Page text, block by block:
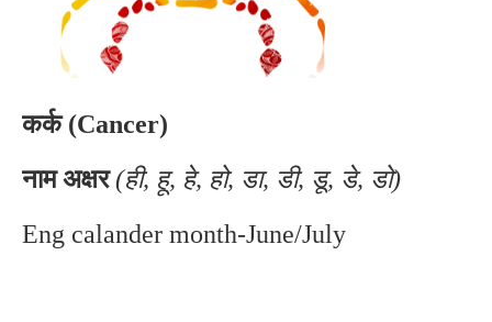
कर्क (Cancer)
नाम अक्षर(ही, हू, हे, हो, डा, डी, डू, डे, डो)
Eng calander month-June/July